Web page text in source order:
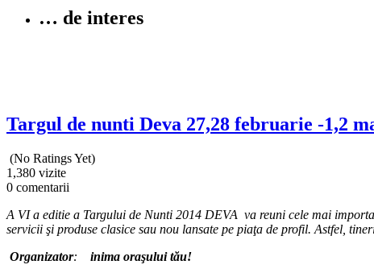
… de interes
Targul de nunti Deva 27,28 februarie -1,2
(No Ratings Yet)
1,380 vizite
0 comentarii
A VI a editie a Targului de Nunti 2014 DEVA va reuni cele mai
servicii şi produse clasice sau nou lansate pe piaţa de profil. Astfel,
Organizator: inima oraşului tău!